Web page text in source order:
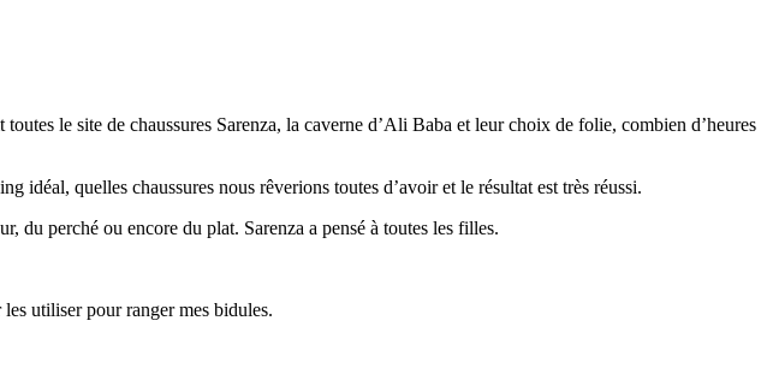
le site de chaussures Sarenza, la caverne d’Ali Baba et leur choix de folie, combien d’heures
idéal, quelles chaussures nous rêverions toutes d’avoir et le résultat est très réussi.
du perché ou encore du plat. Sarenza a pensé à toutes les filles.
utiliser pour ranger mes bidules.